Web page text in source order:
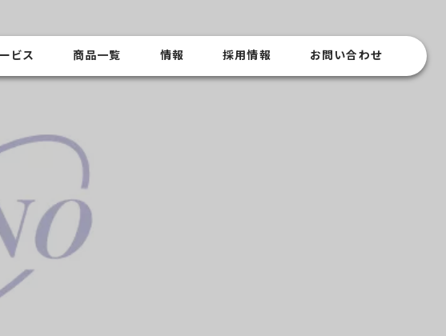
ビス 商品一覧 情報 採用情報 お問い合わせ